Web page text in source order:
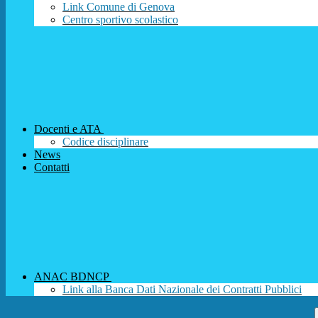
Link Comune di Genova
Centro sportivo scolastico
Docenti e ATA
Codice disciplinare
News
Contatti
ANAC BDNCP
Link alla Banca Dati Nazionale dei Contratti Pubblici